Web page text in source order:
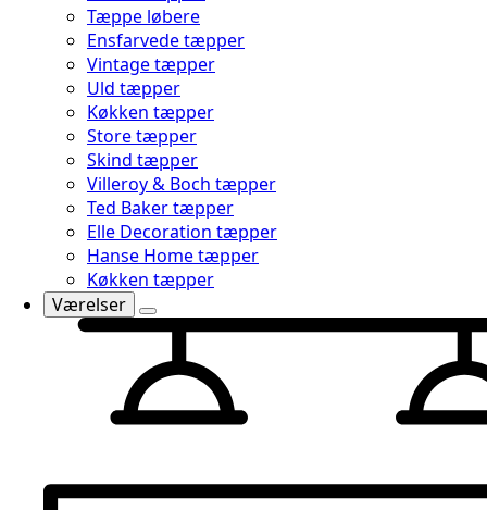
Tæppe løbere
Ensfarvede tæpper
Vintage tæpper
Uld tæpper
Køkken tæpper
Store tæpper
Skind tæpper
Villeroy & Boch tæpper
Ted Baker tæpper
Elle Decoration tæpper
Hanse Home tæpper
Køkken tæpper
Værelser